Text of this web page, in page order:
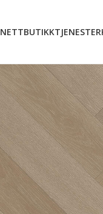
NETTBUTIKKTJENESTER